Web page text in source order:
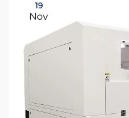
19
Nov